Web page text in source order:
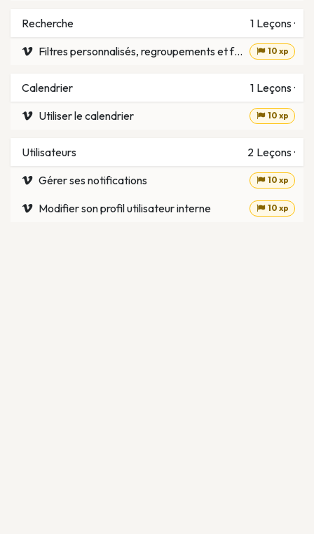
Recherche 1 Leçons ·
Filtres personnalisés, regroupements et favoris
10 xp
Calendrier 1 Leçons ·
Utiliser le calendrier
10 xp
Utilisateurs 2 Leçons ·
Gérer ses notifications
10 xp
Modifier son profil utilisateur interne 10 xp